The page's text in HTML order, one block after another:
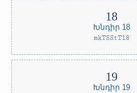
Խնդիր 18
mkTSStT18
Խնդիր 19